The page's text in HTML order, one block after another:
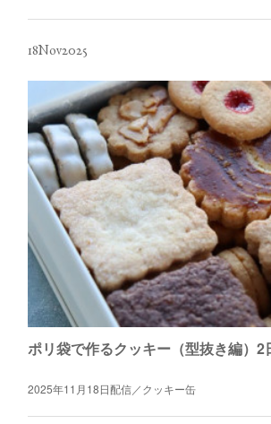
18Nov2025
2025年11月18日配信／クッキー缶